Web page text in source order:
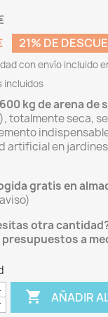
21% DE
con envío incluido
incluidos
600 kg de arena de
totalmente seca,
artificial en
gratis en
otra
presupuestos a
 AÑADIR